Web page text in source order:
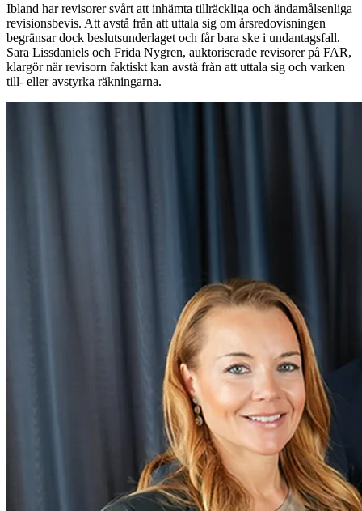
Ibland har revisorer svårt att inhämta tillräckliga och ändamålsenliga
revisionsbevis. Att avstå från att uttala sig om årsredovisningen
begränsar dock beslutsunderlaget och får bara ske i undantagsfall.
Sara Lissdaniels och Frida Nygren, auktoriserade revisorer på FAR,
klargör när revisorn faktiskt kan avstå från att uttala sig och varken
till- eller avstyrka räkningarna.